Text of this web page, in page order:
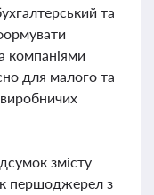
та
компаніями
для малого та
виробничих
змісту
першоджерел з